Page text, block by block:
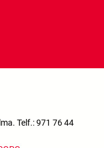
Telf.: 971 76 44